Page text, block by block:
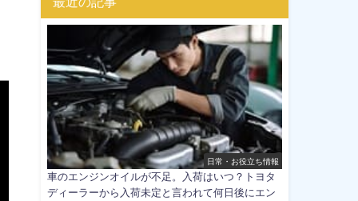
日常・お役立ち情報
車のエンジンオイルが不足。入荷はいつ？トヨタ
ディーラーから入荷未定と言われて何日後にエン